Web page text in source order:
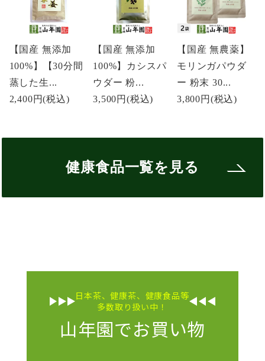
【国産 無添加
100%】【30分間
蒸した生...
2,400円(税込)
【国産 無添加
100%】カシスパ
ウダー 粉...
3,500円(税込)
【国産 無農薬】
モリンガパウダ
ー 粉末 30...
3,800円 (税込)
健康食品一覧を見る
日本茶、健康茶、健康食品等
多数取り扱い中！
山年園でお買い物